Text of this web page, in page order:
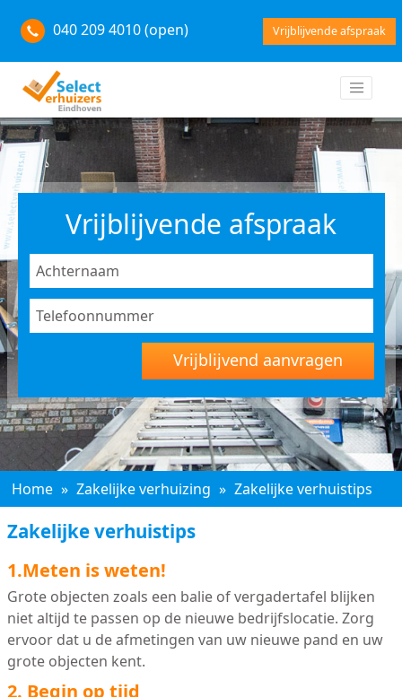
040 209 4010 (open) Vrijblijvende afspraak
Vrijblijvende afspraak
Vrijblijvend aanvragen
Home » Zakelijke verhuizing » Zakelijke verhuistips
Zakelijke verhuistips
1.Meten is weten!
Grote objecten zoals een balie of vergadertafel blijken
niet altijd te passen op de nieuwe bedrijfslocatie. Zorg
ervoor dat u de afmetingen van uw nieuwe pand en uw
grote objecten kent.
2. Begin op tijd